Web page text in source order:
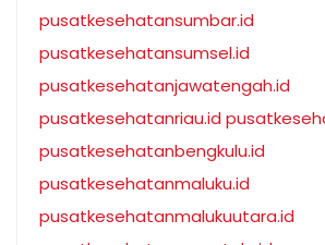
pusatkesehatansumbar.id
pusatkesehatansumsel.id
pusatkesehatanjawatengah.id
pusatkesehatanriau.id
pusatkesehatanbengkulu.id
pusatkesehatanmaluku.id
pusatkesehatanmalukuutara.id